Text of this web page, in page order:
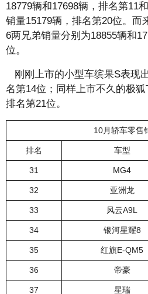
18779辆和17698辆，排名第11
销量15179辆，排名第20位。而
6两兄弟销量分别为18855辆和
位。
刚刚上市的小型车缤果S表现
名第14位；同样上市不久的极狐
排名第21位。
10月轿车零售
排名 车型
31 MG4
32 亚洲龙
33 风云A9L
34 银河星耀8
35 红旗E-QM5
36 帝豪
37 星瑞